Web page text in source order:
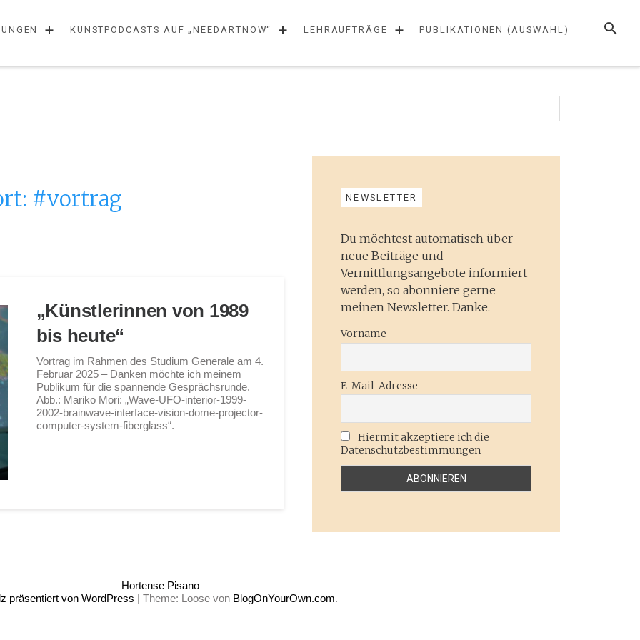
SUCHE
+ KUNSTPODCASTS AUF „NEEDARTNOW“ + LEHRAUFTRÄGE + PUBLIKATIONEN (AUSWAHL)
#vortrag
„Künstlerinnen von 1989
bis heute“
Vortrag im Rahmen des Studium Generale am 4.
Februar 2025 – Danken möchte ich meinem
Publikum für die spannende Gesprächsrunde.
Abb.: Mariko Mori: „Wave-UFO-interior-1999-
2002-brainwave-interface-vision-dome-projector-
computer-system-fiberglass“.
NEWSLETTER
Du möchtest automatisch über
neue Beiträge und
Vermittlungsangebote informiert
werden, so abonniere gerne
meinen Newsletter. Danke.
Vorname
E-Mail-Adresse
Hiermit akzeptiere ich die
Datenschutzbestimmungen
Hortense Pisano
präsentiert von WordPress | Theme: Loose von BlogOnYourOwn.com.